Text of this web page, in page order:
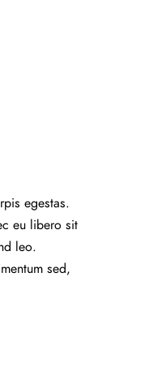
egestas.
eu libero sit
leo.
sed,